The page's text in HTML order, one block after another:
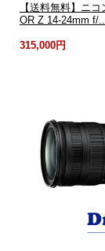
【送料無料】ニ
OR Z 14-24mm f/...
315,000円